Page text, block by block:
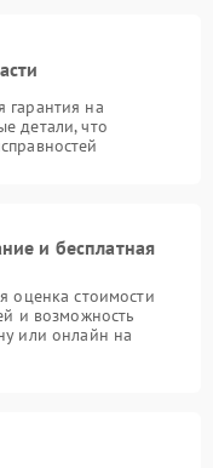
гарантия на
детали, что
и бесплатная
оценка стоимости
и возможность
или онлайн на